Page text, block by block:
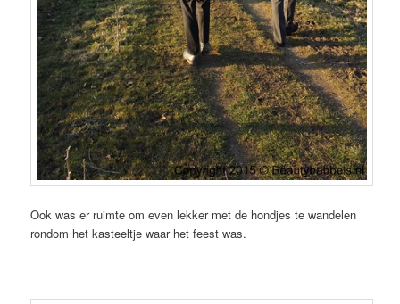
Ook was er ruimte om even lekker met de hondjes te wandelen
rondom het kasteeltje waar het feest was.